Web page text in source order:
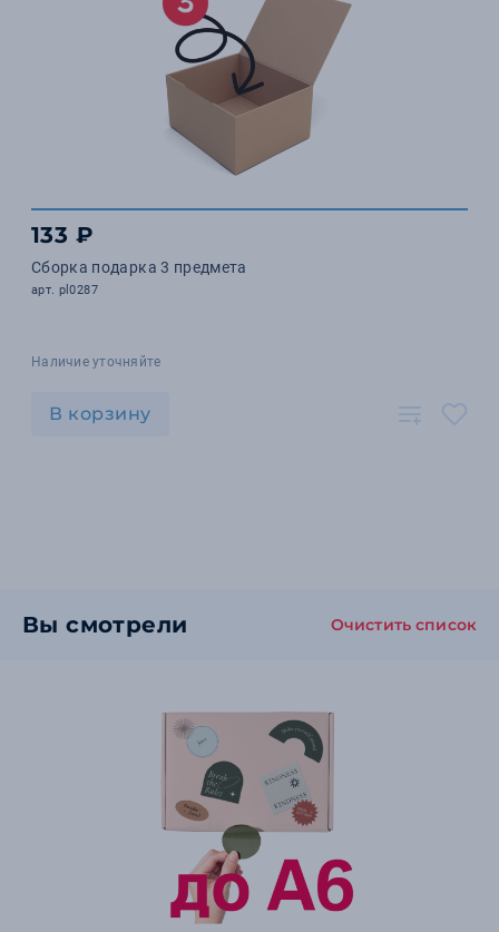
133 ₽
Сборка подарка 3 предмета
арт. pl0287
Наличие уточняйте
В корзину
Вы смотрели Очистить список